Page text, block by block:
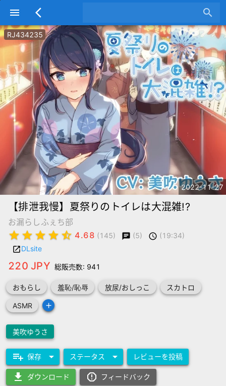
menu arrow_back_ios search
RJ434235
2022-11-27
【排泄我慢】夏祭りのトイレは大混雑!?
お漏らしふぇち部
star star star star star_half 4.68 (145) chat (5) schedule (19:34)
launchDLsite
220 JPY 総販売数: 941
おもらし 羞恥/恥辱 放尿/おしっこ スカトロ
ASMR add
美吹ゆうさ
playlist_add 保存 arrow_drop_down ステータス arrow_drop_down レビューを投稿
download ダウンロード report_gmailerrorred フィードバック